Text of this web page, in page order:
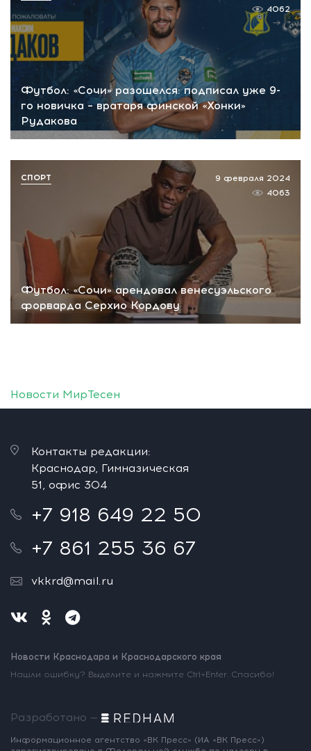
Футбол: «Сочи» разошелся: подписал уже 9-
го новичка – вратаря финской «Хонки»
Рудакова
4062
Футбол: «Сочи» арендовал венесуэльского
форварда Серхио Кордову
9 февраля 2024
4063
СПОРТ
Новости МирТесен
Контакты редакции:
Краснодар, Гимназическая
51, офис 304
+7 918 649 22 50
+7 861 255 36 67
vkkrd@mail.ru
Новости Краснодара и Краснодарского края
Нашли ошибку? Выделите и нажмите Ctrl+Enter. Спасибо!
Разработано —
Информационное агентство «ВК Пресс» (ИА «ВК Пресс»)